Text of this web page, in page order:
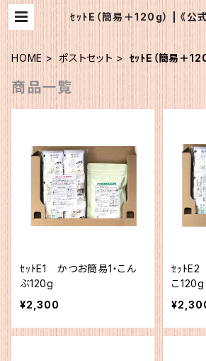
ｾｯﾄE（簡易＋120g） | 《公
HOME ポストセット ｾｯﾄE（簡易＋
商品一覧
ｾｯﾄE1 かつお簡易1・こん
ぶ120g
¥2,300
ｾｯﾄE2
こ120g